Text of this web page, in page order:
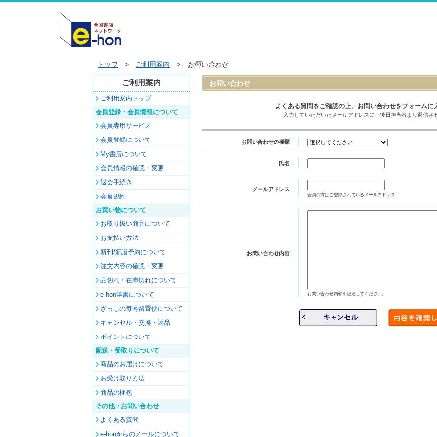
トップ> ご利用案内 > お問い合わせ
ご利用案内
ご利用案内トップ
会員登録・会員情報について
会員専用サービス
会員登録について
My書店について
会員情報の確認・変更
退会手続き
会員規約
お買い物について
お取り扱い商品について
お支払い方法
新刊/新譜予約について
注文内容の確認・変更
品切れ・在庫切れについて
e-hon洋書について
ざっしの毎号留置便について
キャンセル・交換・返品
ポイントについて
配送・受取りについて
商品のお届けについて
お受け取り方法
商品の梱包
その他・お問い合わせ
よくある質問
e-honからのメールについて
お問い合わせ
よくある質問をご確認の上、お問い合わせをフォームに
入力していただいたメールアドレスに、後日担当者より返信さ
お問い合わせの種類
氏名
メールアドレス
会員の方はご登録されているメールアドレス
お問い合わせ内容
お問い合わせ内容を記述してください。